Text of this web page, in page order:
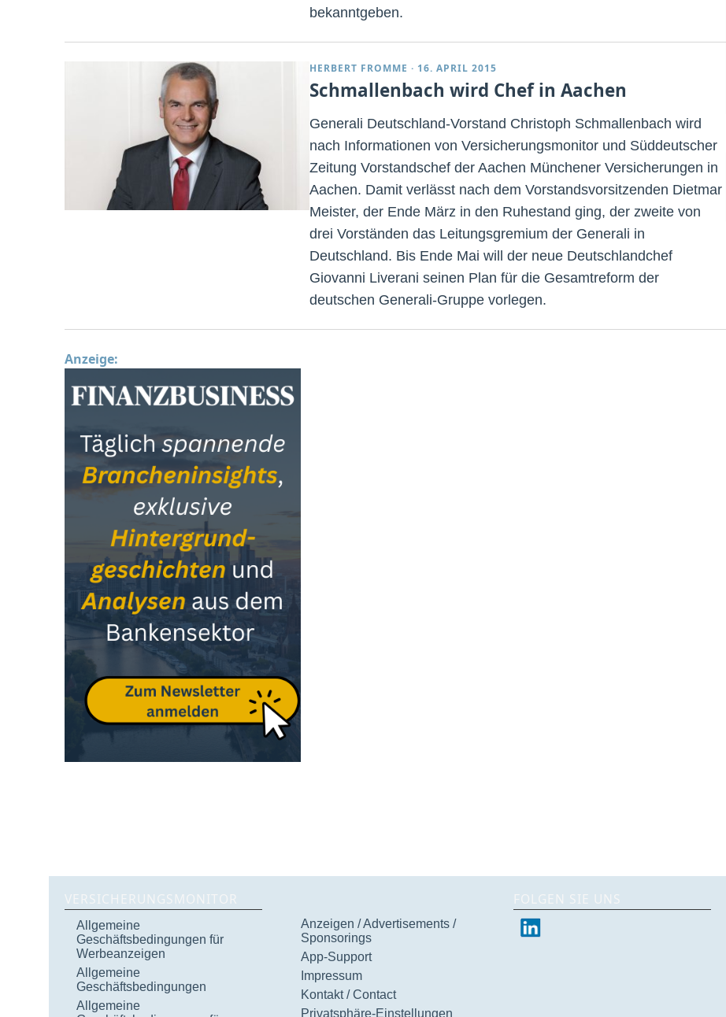
bekanntgeben.
HERBERT FROMME · 16. APRIL 2015
Schmallenbach wird Chef in Aachen
Generali Deutschland-Vorstand Christoph Schmallenbach wird
nach Informationen von Versicherungsmonitor und Süddeutscher
Zeitung Vorstandschef der Aachen Münchener Versicherungen in
Aachen. Damit verlässt nach dem Vorstandsvorsitzenden Dietmar
Meister, der Ende März in den Ruhestand ging, der zweite von
drei Vorständen das Leitungsgremium der Generali in
Deutschland. Bis Ende Mai will der neue Deutschlandchef
Giovanni Liverani seinen Plan für die Gesamtreform der
deutschen Generali-Gruppe vorlegen.
Anzeige:
VERSICHERUNGSMONITOR
Allgemeine
Geschäftsbedingungen für
Werbeanzeigen
Allgemeine
Geschäftsbedingungen
Allgemeine
Anzeigen / Advertisements /
Sponsorings
App-Support
Impressum
Kontakt / Contact
Privatsphäre-Einstellungen
FOLGEN SIE UNS